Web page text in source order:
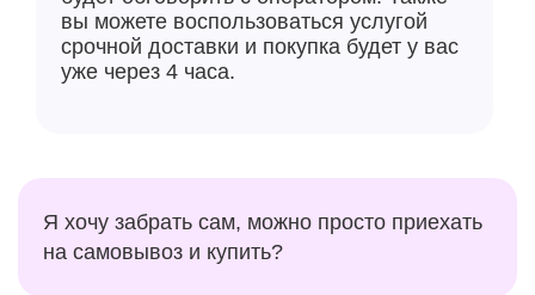
вы можете воспользоваться услугой
срочной доставки и покупка будет у вас
уже через 4 часа.
Я хочу забрать сам, можно просто приехать
на самовывоз и купить?